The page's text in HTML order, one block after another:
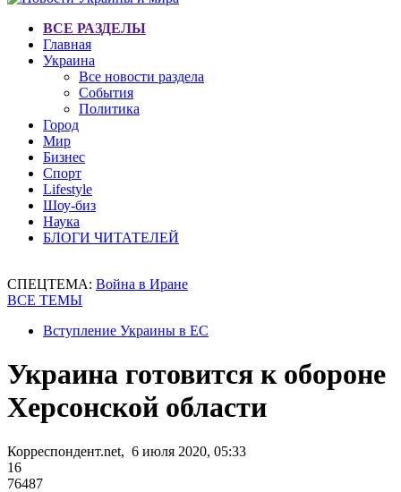
ВСЕ РАЗДЕЛЫ
Главная
Украина
Все новости раздела
События
Политика
Город
Мир
Бизнес
Спорт
Lifestyle
Шоу-биз
Наука
БЛОГИ ЧИТАТЕЛЕЙ
СПЕЦТЕМА: Война в Иране
ВСЕ ТЕМЫ
Вступление Украины в ЕС
Украина готовится к обороне
Херсонской области
Корреспондент.net, 6 июля 2020, 05:33
16
76487